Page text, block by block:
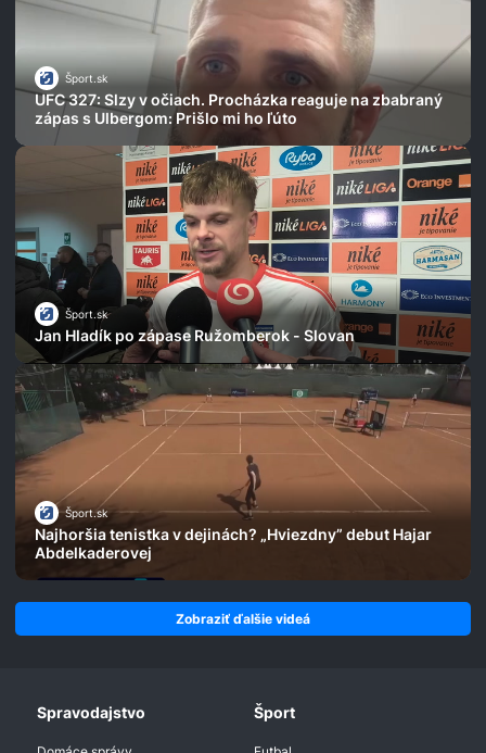
Šport.sk
UFC 327: Slzy v očiach. Procházka reaguje na zbabraný
zápas s Ulbergom: Prišlo mi ho ľúto
Šport.sk
Jan Hladík po zápase Ružomberok - Slovan
Šport.sk
Najhoršia tenistka v dejinách? „Hviezdny” debut Hajar
Abdelkaderovej
Zobraziť ďalšie videá
Spravodajstvo Šport